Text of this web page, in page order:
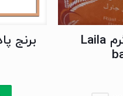
برنج لیلا 10 کیلو گرم Laila